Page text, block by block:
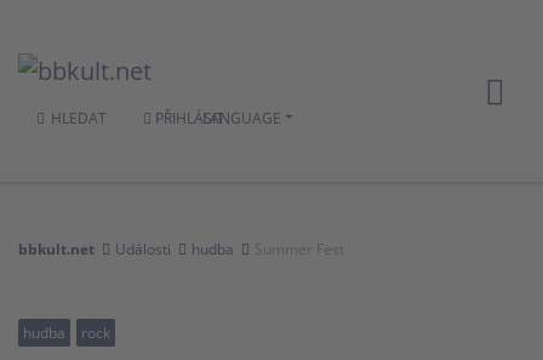
HLEDAT PŘIHLÁSITLANGUAGE
bbkult.net Události hudba Summer Fest
hudba rock